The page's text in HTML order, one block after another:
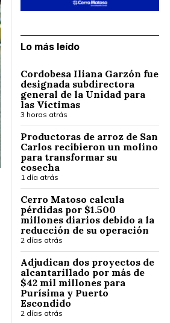
Lo más leído
Cordobesa Iliana Garzón fue
designada subdirectora
general de la Unidad para
las Víctimas
3 horas atrás
Productoras de arroz de San
Carlos recibieron un molino
para transformar su
cosecha
1 día atrás
Cerro Matoso calcula
pérdidas por $1.500
millones diarios debido a la
reducción de su operación
2 días atrás
Adjudican dos proyectos de
alcantarillado por más de
$42 mil millones para
Purísima y Puerto
Escondido
2 días atrás